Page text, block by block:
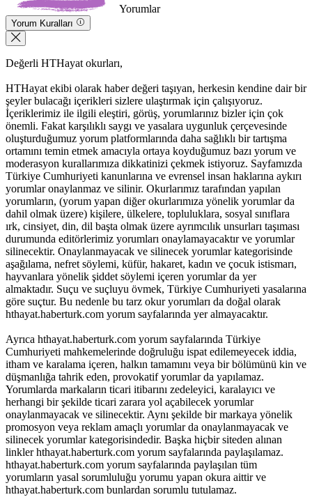
Yorumlar
Yorum Kuralları
Değerli HTHayat okurları,
HTHayat ekibi olarak haber değeri taşıyan, herkesin kendine dair bir
şeyler bulacağı içerikleri sizlere ulaştırmak için çalışıyoruz.
İçeriklerimiz ile ilgili eleştiri, görüş, yorumlarınız bizler için çok
önemli. Fakat karşılıklı saygı ve yasalara uygunluk çerçevesinde
oluşturduğumuz yorum platformlarında daha sağlıklı bir tartışma
ortamını temin etmek amacıyla ortaya koyduğumuz bazı yorum ve
moderasyon kurallarımıza dikkatinizi çekmek istiyoruz. Sayfamızda
Türkiye Cumhuriyeti kanunlarına ve evrensel insan haklarına aykırı
yorumlar onaylanmaz ve silinir. Okurlarımız tarafından yapılan
yorumların, (yorum yapan diğer okurlarımıza yönelik yorumlar da
dahil olmak üzere) kişilere, ülkelere, topluluklara, sosyal sınıflara
ırk, cinsiyet, din, dil başta olmak üzere ayrımcılık unsurları taşıması
durumunda editörlerimiz yorumları onaylamayacaktır ve yorumlar
silinecektir. Onaylanmayacak ve silinecek yorumlar kategorisinde
aşağılama, nefret söylemi, küfür, hakaret, kadın ve çocuk istismarı,
hayvanlara yönelik şiddet söylemi içeren yorumlar da yer
almaktadır. Suçu ve suçluyu övmek, Türkiye Cumhuriyeti yasalarına
göre suçtur. Bu nedenle bu tarz okur yorumları da doğal olarak
hthayat.haberturk.com yorum sayfalarında yer almayacaktır.
Ayrıca hthayat.haberturk.com yorum sayfalarında Türkiye
Cumhuriyeti mahkemelerinde doğruluğu ispat edilemeyecek iddia,
itham ve karalama içeren, halkın tamamını veya bir bölümünü kin ve
düşmanlığa tahrik eden, provokatif yorumlar da yapılamaz.
Yorumlarda markaların ticari itibarını zedeleyici, karalayıcı ve
herhangi bir şekilde ticari zarara yol açabilecek yorumlar
onaylanmayacak ve silinecektir. Aynı şekilde bir markaya yönelik
promosyon veya reklam amaçlı yorumlar da onaylanmayacak ve
silinecek yorumlar kategorisindedir. Başka hiçbir siteden alınan
linkler hthayat.haberturk.com yorum sayfalarında paylaşılamaz.
hthayat.haberturk.com yorum sayfalarında paylaşılan tüm
yorumların yasal sorumluluğu yorumu yapan okura aittir ve
hthayat.haberturk.com bunlardan sorumlu tutulamaz.